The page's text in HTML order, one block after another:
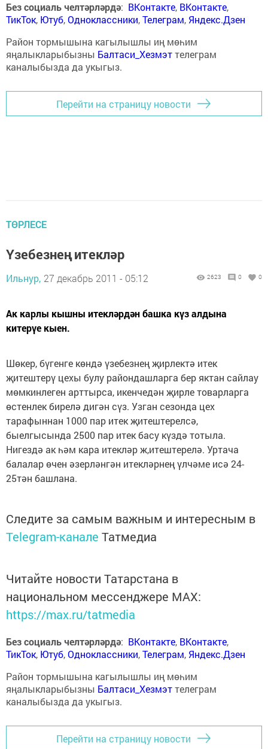
Без социаль челтәрләрдә: ВКонтакте, ВКонтакте,
ТикТок, Ютуб,Одноклассники,Телеграм, Яндекс.Дзен
Район тормышына кагылышлы иң мөһим
яңалыкларыбызны Балтаси_Хезмэттелеграм
каналыбызда да укыгыз.
Перейти на страницу новости
ТӨРЛЕСЕ
Үзебезнең итекләр
Ильнур, 27 декабрь 2011 - 05:12 2623 0 0
Ак карлы кышны итекләрдән башка күз алдына
китерүе кыен.
Шөкер, бүгенге көндә үзебезнең җирлектә итек
җитештерү цехы булу райондашларга бер яктан сайлау
мөмкинлеген арттырса, икенчедән җирле товарларга
өстенлек бирелә дигән сүз. Узган сезонда цех
тарафыннан 1000 пар итек җитештерелсә,
быелгысында 2500 пар итек басу күздә тотыла.
Нигездә ак һәм кара итекләр ж,итештерелә. Уртача
балалар өчен әзерләнгән итекләрнең үлчәме исә 24-
25тән башлана.
Следите за самым важным и интересным в
Telegram-канале Татмедиа
Читайте новости Татарстана в
национальном мессенджере MАХ:
https://max.ru/tatmedia
Без социаль челтәрләрдә: ВКонтакте, ВКонтакте,
ТикТок, Ютуб,Одноклассники,Телеграм, Яндекс.Дзен
Район тормышына кагылышлы иң мөһим
яңалыкларыбызны Балтаси_Хезмэттелеграм
каналыбызда да укыгыз.
Перейти на страницу новости